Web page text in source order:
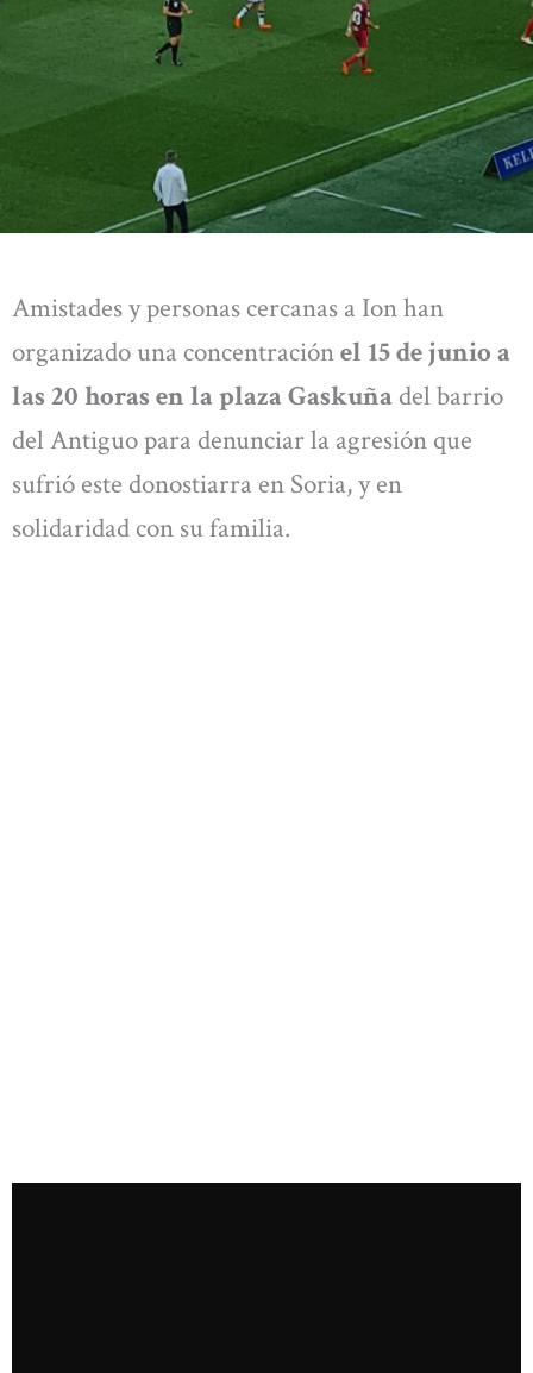
Amistades y personas cercanas a Ion han
organizado una concentraciónel 15 de junio a
las 20 horas en la plaza Gaskuña del barrio
del Antiguo para denunciar la agresión que
sufrió este donostiarra en Soria, y en
solidaridad con su familia.